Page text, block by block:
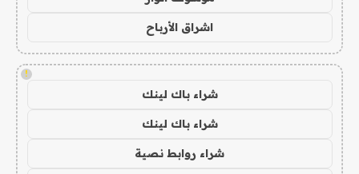
اشراق الأرباح
!
شراء باك لينك
شراء باك لينك
شراء روابط نصية